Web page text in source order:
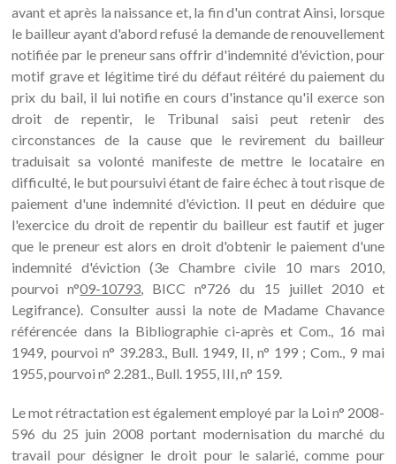
avant et après la naissance et, la fin d'un contrat Ainsi, lorsque
le bailleur ayant d'abord refusé la demande de renouvellement
notifiée par le preneur sans offrir d'indemnité d'éviction, pour
motif grave et légitime tiré du défaut réitéré du paiement du
prix du bail, il lui notifie en cours d'instance qu'il exerce son
droit de repentir, le Tribunal saisi peut retenir des
circonstances de la cause que le revirement du bailleur
traduisait sa volonté manifeste de mettre le locataire en
difficulté, le but poursuivi étant de faire échec à tout risque de
paiement d'une indemnité d'éviction. Il peut en déduire que
l'exercice du droit de repentir du bailleur est fautif et juger
que le preneur est alors en droit d'obtenir le paiement d'une
indemnité d'éviction (3e Chambre civile 10 mars 2010,
pourvoi n°09-10793, BICC n°726 du 15 juillet 2010 et
Legifrance). Consulter aussi la note de Madame Chavance
référencée dans la Bibliographie ci-après et Com., 16 mai
1949, pourvoi n° 39.283., Bull. 1949, II, n° 199 ; Com., 9 mai
1955, pourvoi n° 2.281., Bull. 1955, III, n° 159.
Le mot rétractation est également employé par la Loi n° 2008-
596 du 25 juin 2008 portant modernisation du marché du
travail pour désigner le droit pour le salarié, comme pour